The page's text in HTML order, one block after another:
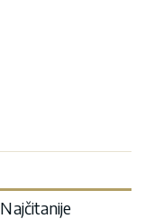
Najčitanije